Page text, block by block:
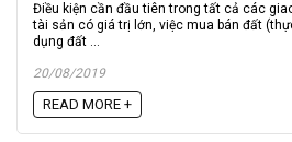
Điều kiện cần đầu tiên trong tất cả các
tài sản có giá trị lớn, việc mua bán đất
dụng đất ...
20/08/2019
READ MORE +